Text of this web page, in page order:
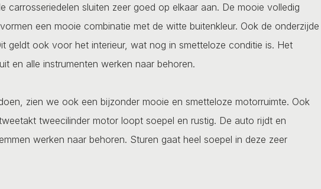
carrosseriedelen sluiten zeer goed op elkaar aan. De mooie volledig
een mooie combinatie met de witte buitenkleur. Ook de onderzijde
geldt ook voor het interieur, wat nog in smetteloze conditie is. Het
en alle instrumenten werken naar behoren.
zien we ook een bijzonder mooie en smetteloze motorruimte. Ook
tweecilinder motor loopt soepel en rustig. De auto rijdt en
werken naar behoren. Sturen gaat heel soepel in deze zeer